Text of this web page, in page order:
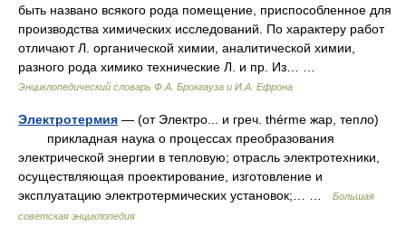
быть названо всякого рода помещение, приспособленное для
производства химических исследований. По характеру работ
отличают Л. органической химии, аналитической химии,
разного рода химико технические Л. и пр. Из… …
Энциклопедический словарь Ф.А. Брокгауза и И.А. Ефрона
Электротермия — (от Электро... и греч. thérme жар, тепло)
прикладная наука о процессах преобразования
электрической энергии в тепловую; отрасль электротехники,
осуществляющая проектирование, изготовление и
эксплуатацию электротермических установок;… …
Большая
советская энциклопедия